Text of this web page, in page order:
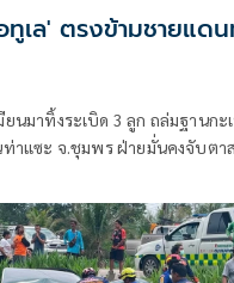
เล' ตรงข้ามชายแดน
นมาทิ้งระเบิด 3 ลูก ถล่มฐานกะ
ท่าแซะ จ.ชุมพร ฝ่ายมั่นคงจับตา